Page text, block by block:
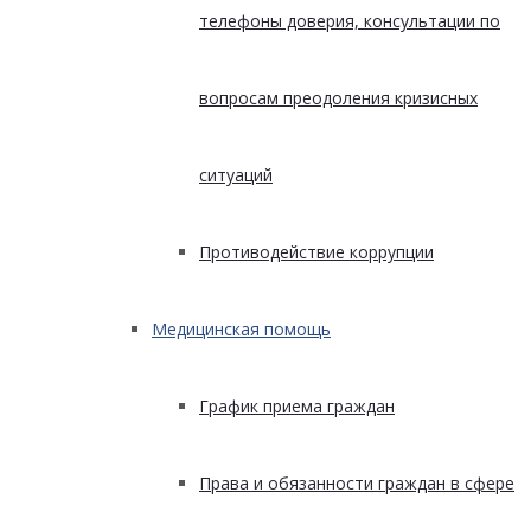
телефоны доверия, консультации по
вопросам преодоления кризисных
ситуаций
Противодействие коррупции
Медицинская помощь
График приема граждан
Права и обязанности граждан в сфере